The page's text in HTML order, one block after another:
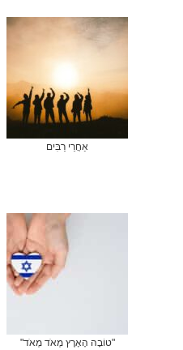
אַחֲרֵי רַבִּים
"טוֹבָה הָאָרֶץ מְאֹד מְאֹד"